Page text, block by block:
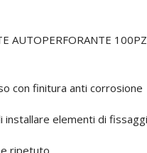
AUTOPERFORANTE
con finitura anti corrosione
installare elementi di
ripetuto